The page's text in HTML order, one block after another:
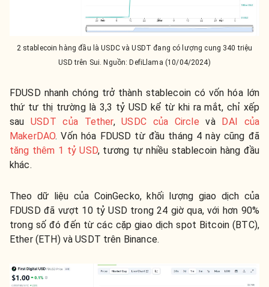
2 stablecoin hàng đầu là USDC và USDT đang có lượng cung 340 triệu
USD trên Sui. Nguồn: DefiLlama (10/04/2024)
FDUSD nhanh chóng trở thành stablecoin có vốn hóa lớn
thứ tư thị trường là 3,3 tỷ USD kể từ khi ra mắt, chỉ xếp
sauUSDT của Tether,USDC của Circle và DAI của
MakerDAO. Vốn hóa FDUSD từ đầu tháng 4 này cũng đã
tăng thêm 1 tỷ USD, tương tự nhiều stablecoin hàng đầu
khác.
Theo dữ liệu của CoinGecko, khối lượng giao dịch của
FDUSD đã vượt 10 tỷ USD trong 24 giờ qua, với hơn 90%
trong số đó đến từ các cặp giao dịch spot Bitcoin (BTC),
Ether (ETH) và USDT trên Binance.